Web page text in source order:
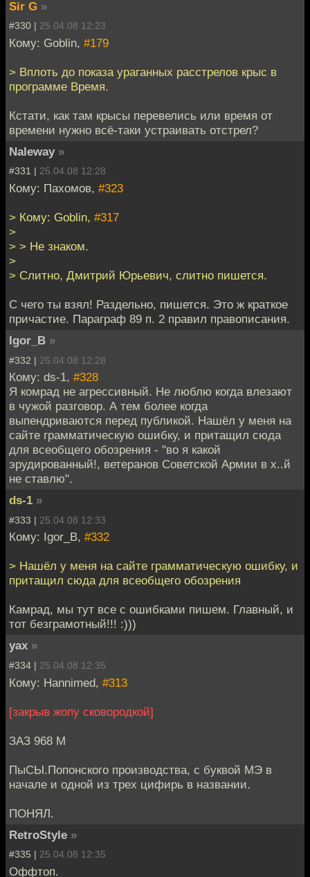
Sir G »
#330 | 25.04.08 12:23
Кому: Goblin, #179
> Вплоть до показа ураганных расстрелов крыс в
программе Время.
Кстати, как там крысы перевелись или время от
времени нужно всё-таки устраивать отстрел?
Naleway »
#331 | 25.04.08 12:28
Кому: Пахомов, #323
> Кому: Goblin, #317
>
> > Не знаком.
>
> Слитно, Дмитрий Юрьевич, слитно пишется.
С чего ты взял! Раздельно, пишется. Это ж краткое
причастие. Параграф 89 п. 2 правил правописания.
Igor_B »
#332 | 25.04.08 12:28
Кому: ds-1, #328
Я комрад не агрессивный. Не люблю когда влезают
в чужой разговор. А тем более когда
выпендриваются перед публикой. Нашёл у меня на
сайте грамматическую ошибку, и притащил сюда
для всеобщего обозрения - "во я какой
эрудированный!, ветеранов Советской Армии в х..й
не ставлю".
ds-1 »
#333 | 25.04.08 12:33
Кому: Igor_B, #332
> Нашёл у меня на сайте грамматическую ошибку, и
притащил сюда для всеобщего обозрения
Камрад, мы тут все с ошибками пишем. Главный, и
тот безграмотный!!! :)))
yax »
#334 | 25.04.08 12:35
Кому: Hannimed, #313
[закрыв жопу сковородкой]
ЗАЗ 968 М
ПыСЫ.Попонского производства, с буквой МЭ в
начале и одной из трех цифирь в названии.
ПОНЯЛ.
RetroStyle »
#335 | 25.04.08 12:35
Оффтоп.